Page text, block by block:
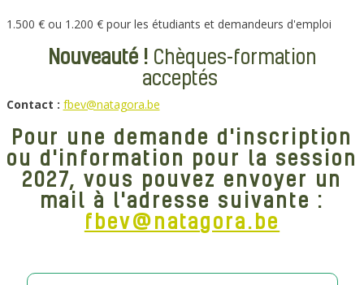
1.500 € ou 1.200 € pour les étudiants et demandeurs d'emploi
Nouveauté ! Chèques-formation
acceptés
Contact : fbev@natagora.be
Pour une demande d'inscription
ou d'information pour la session
2027, vous pouvez envoyer un
mail à l'adresse suivante :
fbev@natagora.be